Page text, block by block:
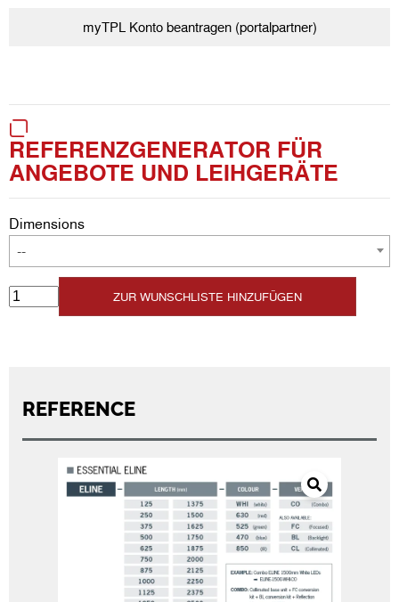
myTPL Konto beantragen (portalpartner)
REFERENZGENERATOR FÜR
ANGEBOTE UND LEIHGERÄTE
Dimensions
--
ZUR WUNSCHLISTE HINZUFÜGEN
REFERENCE